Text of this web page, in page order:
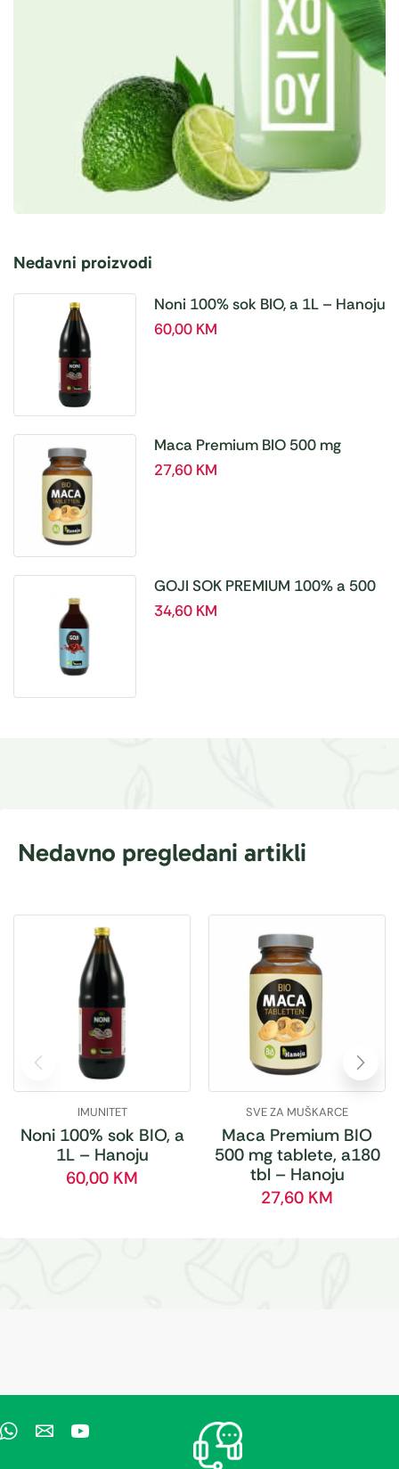
Nedavni proizvodi
Noni 100% sok BIO, a 1L – Hanoju
60,00 KM
Maca Premium BIO 500 mg
tablete, a180 tbl – Hanoju
27,60 KM
GOJI SOK PREMIUM 100% a 500
ml
34,60 KM
Nedavno pregledani artikli
IMUNITET
Noni 100% sok BIO, a
1L – Hanoju
60,00 KM
SVE ZA MUŠKARCE
Maca Premium BIO
500 mg tablete, a180
tbl – Hanoju
27,60 KM